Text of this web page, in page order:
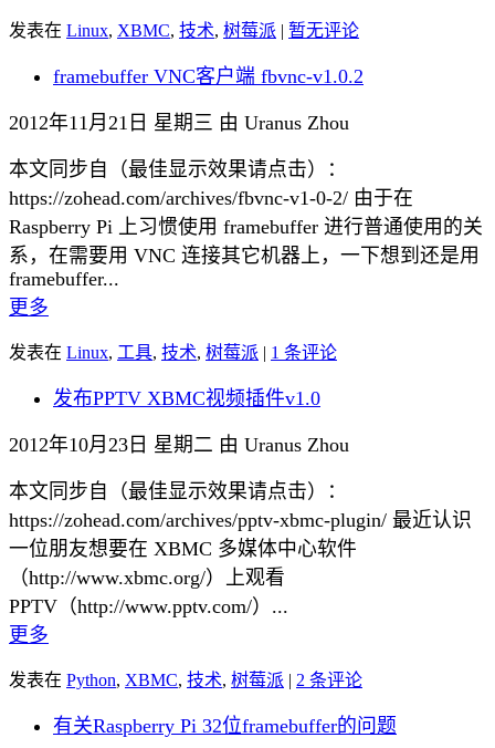
发表在 Linux, XBMC, 技术, 树莓派 | 暂无评论
framebuffer VNC客户端 fbvnc-v1.0.2
2012年11月21日 星期三 由 Uranus Zhou
本文同步自（最佳显示效果请点击）：
https://zohead.com/archives/fbvnc-v1-0-2/ 由于在
Raspberry Pi 上习惯使用 framebuffer 进行普通使用的关
系，在需要用 VNC 连接其它机器上，一下想到还是用
framebuffer...
更多
发表在 Linux, 工具, 技术, 树莓派 | 1 条评论
发布PPTV XBMC视频插件v1.0
2012年10月23日 星期二 由 Uranus Zhou
本文同步自（最佳显示效果请点击）：
https://zohead.com/archives/pptv-xbmc-plugin/ 最近认识
一位朋友想要在 XBMC 多媒体中心软件
（http://www.xbmc.org/）上观看
PPTV（http://www.pptv.com/）...
更多
发表在 Python, XBMC, 技术, 树莓派 | 2 条评论
有关Raspberry Pi 32位framebuffer的问题